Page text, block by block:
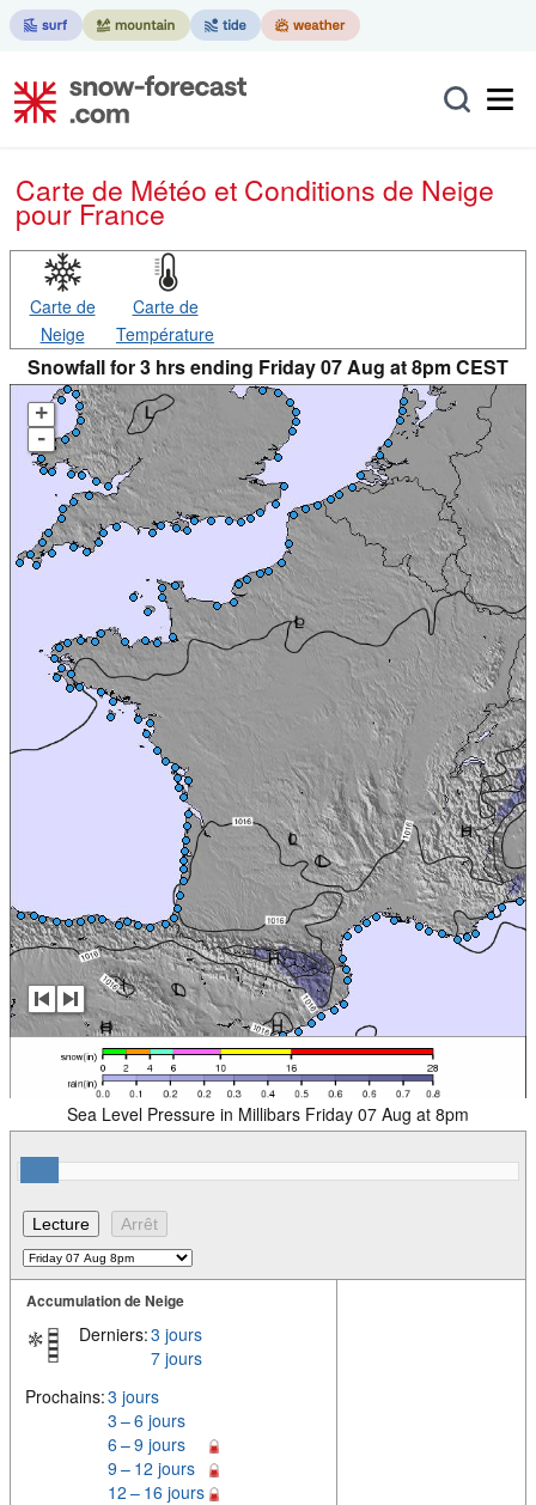
Carte de Météo et Conditions de Neige
pour France
Carte de
Neige
Carte de
Température
Snowfall for 3 hrs ending Friday 07 Aug at 8pm CEST
+
-
Sea Level Pressure in Millibars Friday 07 Aug at 8pm
Accumulation de Neige
Derniers:3 jours
7 jours
Prochains:3 jours
3 – 6 jours
6 – 9 jours
9 – 12 jours
12 – 16 jours